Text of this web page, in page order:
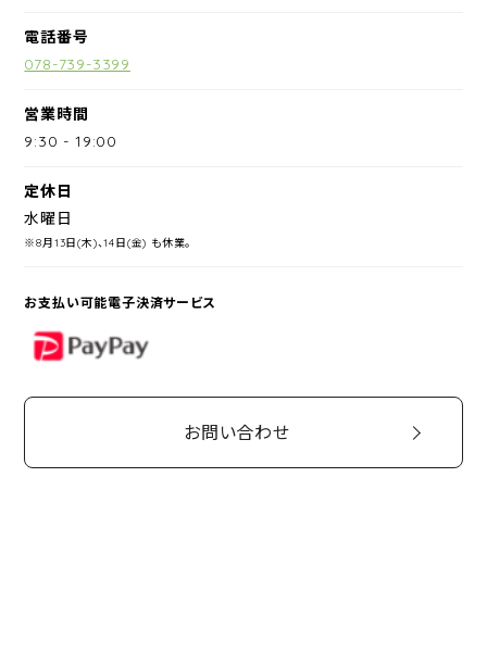
電話番号
078-739-3399
営業時間
9:30 -19:00
定休日
水曜日
※8月13日(木)、14日(金) も休業。
お支払い可能電子決済サービス
PayPay
お問い合わせ